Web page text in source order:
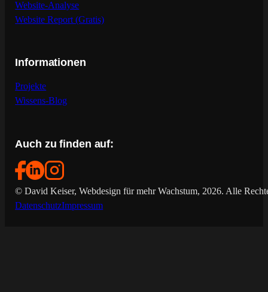
Website-Analyse
Website Report (Gratis)
Informationen
Projekte
Wissens-Blog
Auch zu finden auf:
© David Keiser, Webdesign für mehr Wachstum, 2026. Alle
DatenschutzImpressum